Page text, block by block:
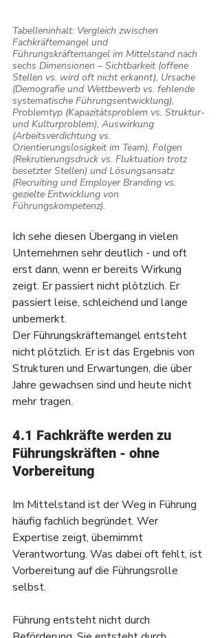
Tabelleninhalt: Vergleich zwischen
Fachkräftemangel und
Führungskräftemangel im Mittelstand nach
sechs Dimensionen – Sichtbarkeit (offene
Stellen vs. wird oft nicht erkannt), Ursache
(Demografie und Wettbewerb vs. fehlende
systematische Führungsentwicklung),
Problemtyp (Kapazitätsproblem vs. Struktur-
und Kulturproblem), Auswirkung
(Arbeitsverdichtung vs.
Orientierungslosigkeit im Team), Folgen
(Rekrutierungsdruck vs. Fluktuation trotz
besetzter Stellen) und Lösungsansatz
(Recruiting und Employer Branding vs.
gezielte Entwicklung von
Führungskompetenz).
Ich sehe diesen Übergang in vielen
Unternehmen sehr deutlich - und oft
erst dann, wenn er bereits Wirkung
zeigt. Er passiert nicht plötzlich. Er
passiert leise, schleichend und lange
unbemerkt.
Der Führungskräftemangel entsteht
nicht plötzlich. Er ist das Ergebnis von
Strukturen und Erwartungen, die über
Jahre gewachsen sind und heute nicht
mehr tragen.
4.1 Fachkräfte werden zu
Führungskräften - ohne
Vorbereitung
Im Mittelstand ist der Weg in Führung
häufig fachlich begründet. Wer
Expertise zeigt, übernimmt
Verantwortung. Was dabei oft fehlt, ist
Vorbereitung auf die Führungsrolle
selbst.
Führung entsteht nicht durch